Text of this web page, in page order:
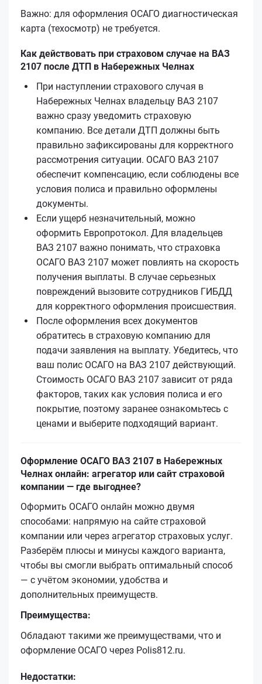
Важно: для оформления ОСАГО диагностическая
карта (техосмотр) не требуется.
Как действовать при страховом случае на ВАЗ
2107 после ДТП в Набережных Челнах
При наступлении страхового случая в
Набережных Челнах владельцу ВАЗ 2107
важно сразу уведомить страховую
компанию. Все детали ДТП должны быть
правильно зафиксированы для корректного
рассмотрения ситуации. ОСАГО ВАЗ 2107
обеспечит компенсацию, если соблюдены все
условия полиса и правильно оформлены
документы.
Если ущерб незначительный, можно
оформить Европротокол. Для владельцев
ВАЗ 2107 важно понимать, что страховка
ОСАГО ВАЗ 2107 может повлиять на скорость
получения выплаты. В случае серьезных
повреждений вызовите сотрудников ГИБДД
для корректного оформления происшествия.
После оформления всех документов
обратитесь в страховую компанию для
подачи заявления на выплату. Убедитесь, что
ваш полис ОСАГО на ВАЗ 2107 действующий.
Стоимость ОСАГО ВАЗ 2107 зависит от ряда
факторов, таких как условия полиса и его
покрытие, поэтому заранее ознакомьтесь с
ценами и выберите подходящий вариант.
Оформление ОСАГО ВАЗ 2107 в Набережных
Челнах онлайн: агрегатор или сайт страховой
компании — где выгоднее?
Оформить ОСАГО онлайн можно двумя
способами: напрямую на сайте страховой
компании или через агрегатор страховых услуг.
Разберём плюсы и минусы каждого варианта,
чтобы вы смогли выбрать оптимальный способ
— с учётом экономии, удобства и
дополнительных преимуществ.
Преимущества:
Обладают такими же преимуществами, что и
оформление ОСАГО через Polis812.ru.
Недостатки: